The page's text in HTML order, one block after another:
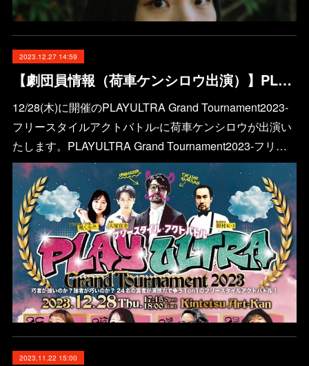
2023.12.27 14:59
【劇団員情報（荷車ケンシロウ出演）】PLAYULTRA Grand Tournament2023
12/28(木)に開催のPLAYULTRA Grand Tournament2023-
フリースタイルアクトバトル-に荷車ケンシロウが出演い
たします。PLAYULTRA Grand Tournament2023-フリ…
2023.11.22 15:00